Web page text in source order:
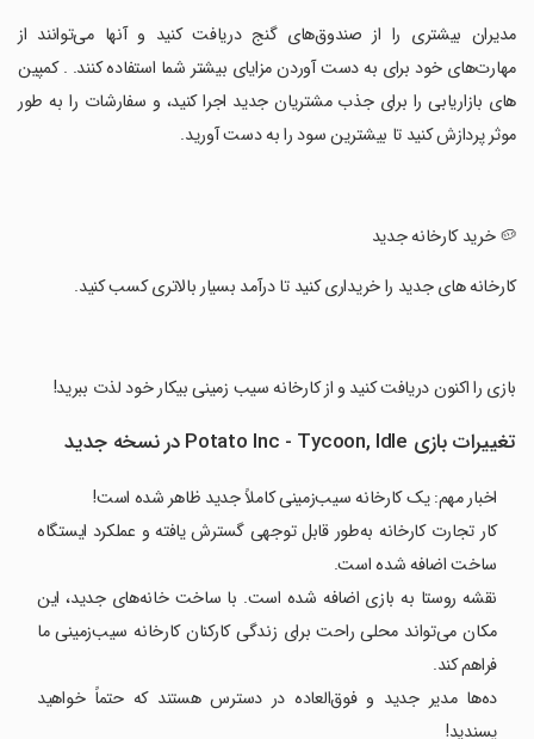
‏مدیران بیشتری را از صندوق‌های گنج دریافت کنید و آنها می‌توانند از
مهارت‌های خود برای به دست آوردن مزایای بیشتر شما استفاده کنند. . کمپین
های بازاریابی را برای جذب مشتریان جدید اجرا کنید، و سفارشات را به طور
موثر پردازش کنید تا بیشترین سود را به دست آورید.
‏🥔 خرید کارخانه جدید
‏کارخانه های جدید را خریداری کنید تا درآمد بسیار بالاتری کسب کنید.
‏بازی را اکنون دریافت کنید و از کارخانه سیب زمینی بیکار خود لذت ببرید!
تغییرات بازی Potato Inc - Tycoon, Idle در نسخه جدید
اخبار مهم: یک کارخانه سیب‌زمینی کاملاً جدید ظاهر شده است!
کار تجارت کارخانه به‌طور قابل توجهی گسترش یافته و عملکرد ایستگاه
ساخت اضافه شده است.
نقشه روستا به بازی اضافه شده است. با ساخت خانه‌های جدید، این
مکان می‌تواند محلی راحت برای زندگی کارکنان کارخانه سیب‌زمینی ما
فراهم کند.
ده‌ها مدیر جدید و فوق‌العاده در دسترس هستند که حتماً خواهید
پسندید!